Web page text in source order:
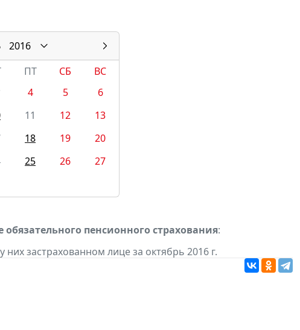
2016
ПТ СБ
ВС
4 5
6
11 12
13
18 19
20
25 26
27
пенсионного страхования:
застрахованном лице за октябрь 2016 г.